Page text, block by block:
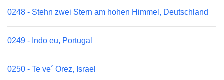
0248 - Stehn zwei Stern am hohen Himmel, Deutschland
0249 - Indo eu, Portugal
0250 - Te ve´ Orez, Israel